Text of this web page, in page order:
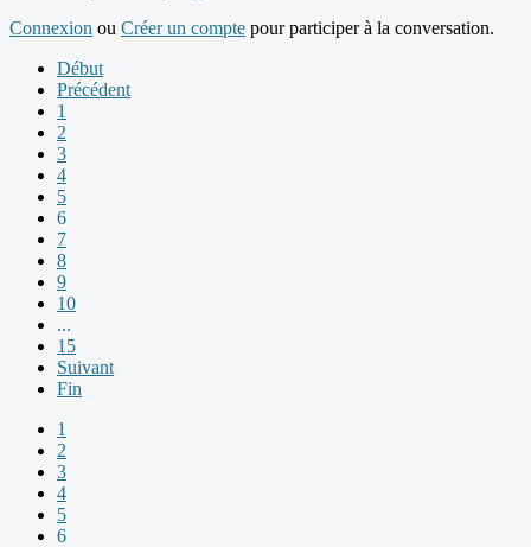
Connexion ou Créer un compte pour participer à la conversation.
Début
Précédent
1
2
3
4
5
6
7
8
9
10
...
15
Suivant
Fin
1
2
3
4
5
6